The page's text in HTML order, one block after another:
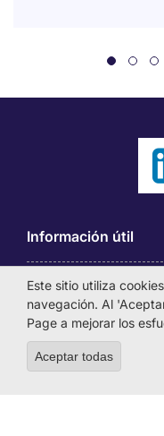
Información útil
Búsqueda de
Empresas
Este sitio utiliza
navegación. Al
Page a mejorar los
Aceptar todas